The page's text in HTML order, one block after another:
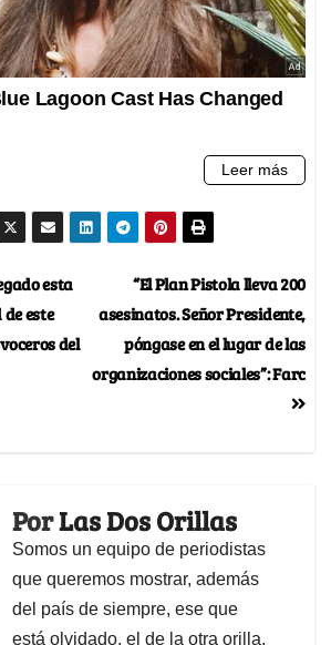
“El Plan Pistola lleva 200
asesinatos. Señor Presidente,
póngase en el lugar de las
organizaciones sociales”: Farc
esta
este
del
PorLas Dos Orillas
Somos un equipo de periodistas
que queremos mostrar, además
del país de siempre, ese que
está olvidado, el de la otra orilla.